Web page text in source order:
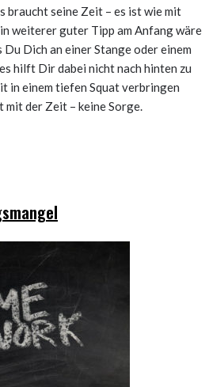
braucht seine Zeit – es ist wie mit
weiterer guter Tipp am Anfang wäre
Du Dich an einer Stange oder einem
hilft Dir dabei nicht nach hinten zu
in einem tiefen Squat verbringen
der Zeit – keine Sorge.